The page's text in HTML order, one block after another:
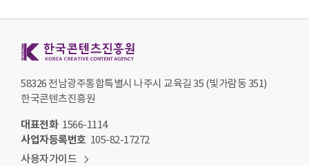
58326 전남광주통합특별시 나주시 교육길 35 (빛가람동 351)
한국콘텐츠진흥원
대표전화 1566-1114
사업자등록번호 105-82-17272
사용자가이드